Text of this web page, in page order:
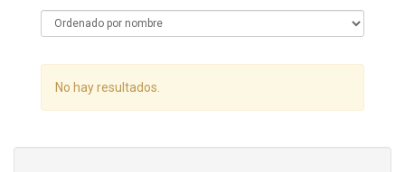
No hay resultados.